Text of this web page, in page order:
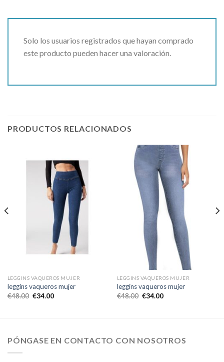
Solo los usuarios registrados que hayan comprado
este producto pueden hacer una valoración.
PRODUCTOS RELACIONADOS
LEGGINS VAQUEROS MUJER
leggins vaqueros mujer
€48.00 €34.00
LEGGINS VAQUEROS MUJER
leggins vaqueros mujer
€48.00 €34.00
PÓNGASE EN CONTACTO CON NOSOTROS